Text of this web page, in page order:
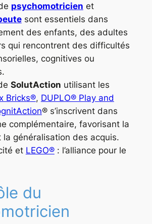
psychomotricien et
sont essentiels dans
des enfants, des adultes
qui rencontrent des difficultés
cognitives ou
SolutAction utilisant les
Bricks®, DUPLO® Play and
® s’inscrivent dans
complémentaire, favorisant la
la généralisation des acquis.
et LEGO®: l’alliance pour le
du